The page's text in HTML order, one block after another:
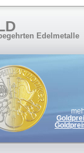
Edelmetalle